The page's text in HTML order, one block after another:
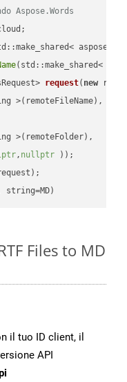
Aspose.Words
(std::make_shared<
request( new
>(remoteFileName),
>(remoteFolder),
, nullptr ))
string=MD)
Files to MD
il tuo ID client, il
API